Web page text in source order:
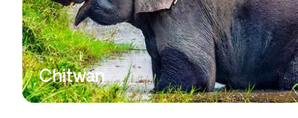
Chitwan